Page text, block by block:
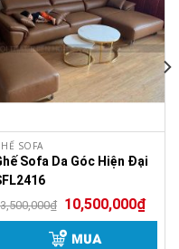
Đại SF181
SOFA
Sofa Da Góc Hiện Đại
₫ 10,500,000₫
MUA